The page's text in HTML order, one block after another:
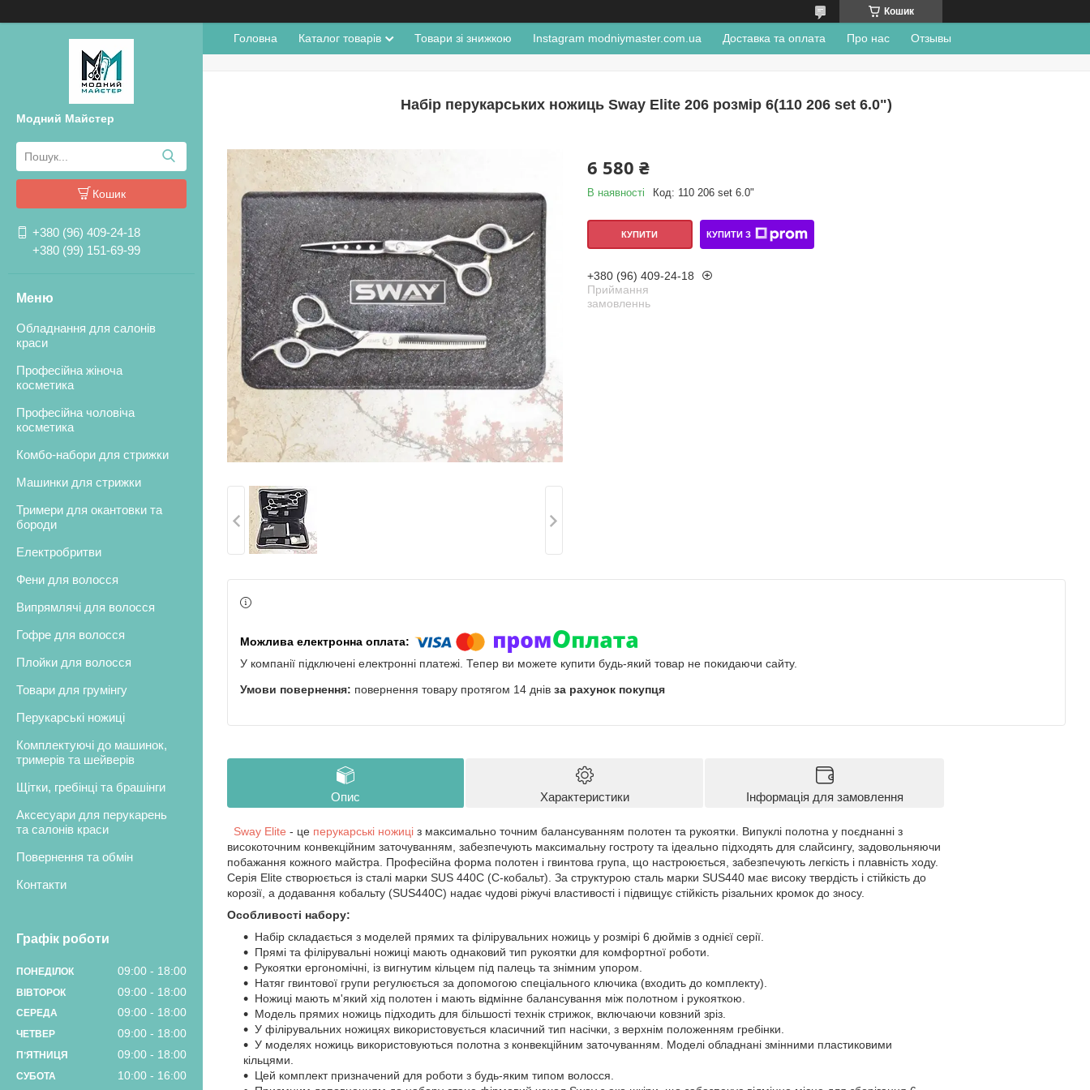
Кошик
Модний Майстер
Кошик
+380 (96) 409-24-18
+380 (99) 151-69-99
Обладнання для салонів
краси
Професійна жіноча
косметика
Професійна чоловіча
косметика
Комбо-набори для стрижки
Машинки для стрижки
Тримери для окантовки та
бороди
Електробритви
Фени для волосся
Випрямлячі для волосся
Гофре для волосся
Плойки для волосся
Товари для грумінгу
Перукарські ножиці
Комплектуючі до машинок,
тримерів та шейверів
Щітки, гребінці та брашінги
Аксесуари для перукарень
та салонів краси
Повернення та обмін
Контакти
Графік роботи
ПОНЕДІЛОК 09:00 18:00
ВІВТОРОК 09:00 18:00
СЕРЕДА 09:00 18:00
ЧЕТВЕР 09:00 18:00
ПʼЯТНИЦЯ 09:00 18:00
СУБОТА 10:00 16:00
Головна Каталог товарів Товари зі знижкою Instagram modniymaster.com.ua Доставка та оплата Про нас Отзывы
Набір перукарських ножиць Sway Elite 206 розмір 6(110 206 set 6.0")
6 580 ₴
В наявності Код: 110 206 set 6.0"
КУПИТИ КУПИТИ З
+380 (96) 409-24-18
Приймання
замовленнь
У компанії підключені електронні платежі. Тепер ви можете купити будь-який товар не покидаючи сайту.
повернення товару протягом 14 днів за рахунок покупця
Опис Характеристики Інформація для замовлення
Sway Elite - це перукарські ножиці з максимально точним балансуванням полотен та рукоятки. Випуклі полотна у поєднанні з
високоточним конвекційним заточуванням, забезпечують максимальну гостроту та ідеально підходять для слайсингу, задовольняючи
побажання кожного майстра. Професійна форма полотен і гвинтова група, що настроюється, забезпечують легкість і плавність ходу.
Серія Elite створюється із сталі марки SUS 440C (С-кобальт). За структурою сталь марки SUS440 має високу твердість і стійкість до
корозії, а додавання кобальту (SUS440С) надає чудові ріжучі властивості і підвищує стійкість різальних кромок до зносу.
Особливості набору:
Набір складається з моделей прямих та філірувальних ножиць у розмірі 6 дюймів з однієї серії.
Прямі та філірувальні ножиці мають однаковий тип рукоятки для комфортної роботи.
Рукоятки ергономічні, із вигнутим кільцем під палець та знімним упором.
Натяг гвинтової групи регулюється за допомогою спеціального ключика (входить до комплекту).
Ножиці мають м'який хід полотен і мають відмінне балансування між полотном і рукояткою.
Модель прямих ножиць підходить для більшості технік стрижок, включаючи ковзний зріз.
У філірувальних ножицях використовується класичний тип насічки, з верхнім положенням гребінки.
У моделях ножиць використовуються полотна з конвекційним заточуванням. Моделі обладнані змінними пластиковими
кільцями.
Цей комплект призначений для роботи з будь-яким типом волосся.